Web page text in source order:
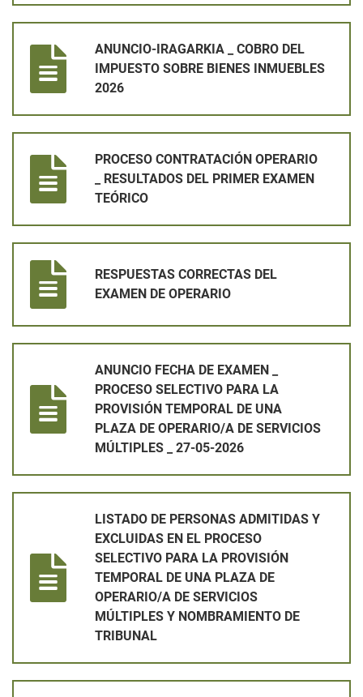
ANUNCIO-IRAGARKIA _ COBRO DEL
IMPUESTO SOBRE BIENES INMUEBLES
2026
PROCESO CONTRATACIÓN OPERARIO
_ RESULTADOS DEL PRIMER EXAMEN
TEÓRICO
RESPUESTAS CORRECTAS DEL
EXAMEN DE OPERARIO
ANUNCIO FECHA DE EXAMEN _
PROCESO SELECTIVO PARA LA
PROVISIÓN TEMPORAL DE UNA
PLAZA DE OPERARIO/A DE SERVICIOS
MÚLTIPLES _ 27-05-2026
LISTADO DE PERSONAS ADMITIDAS Y
EXCLUIDAS EN EL PROCESO
SELECTIVO PARA LA PROVISIÓN
TEMPORAL DE UNA PLAZA DE
OPERARIO/A DE SERVICIOS
MÚLTIPLES Y NOMBRAMIENTO DE
TRIBUNAL